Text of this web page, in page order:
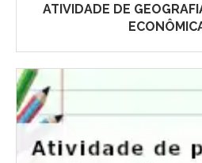
ATIVIDADE DE